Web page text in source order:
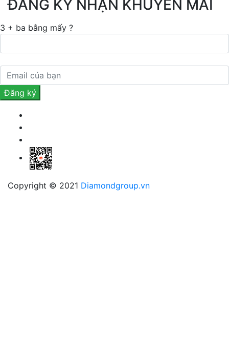
ĐĂNG KÝ NHẬN KHUYẾN MÃI
3 + ba bằng mấy ?
Copyright © 2021 Diamondgroup.vn